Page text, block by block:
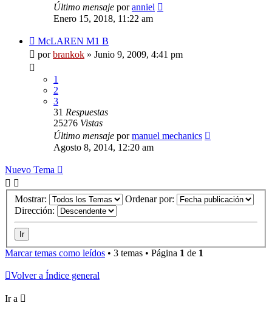
Último mensaje poranniel
Enero 15, 2018, 11:22 am
McLAREN M1 B
porbrankok » Junio 9, 2009, 4:41 pm
1
2
3
31 Respuestas
25276 Vistas
Último mensaje pormanuel mechanics
Agosto 8, 2014, 12:20 am
Nuevo Tema
Mostrar:
Ordenar por:
Dirección:
Marcar temas como leídos • 3 temas • Página 1 de 1
Volver a Índice general
Ir a